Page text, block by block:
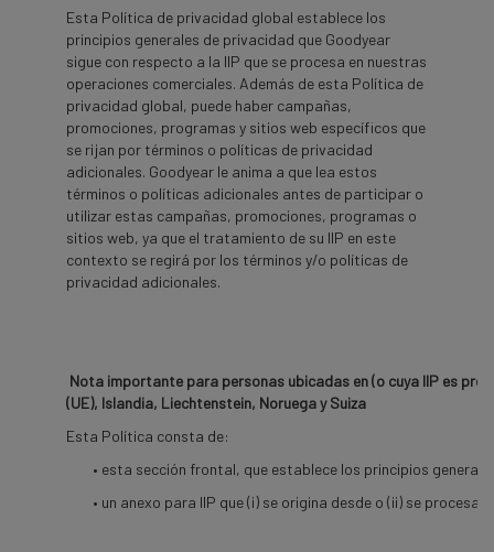
Esta Política de privacidad global establece los
principios generales de privacidad que Goodyear
sigue con respecto a la IIP que se procesa en nuestras
operaciones comerciales. Además de esta Política de
privacidad global, puede haber campañas,
promociones, programas y sitios web específicos que
se rijan por términos o políticas de privacidad
adicionales. Goodyear le anima a que lea estos
términos o políticas adicionales antes de participar o
utilizar estas campañas, promociones, programas o
sitios web, ya que el tratamiento de su IIP en este
contexto se regirá por los términos y/o políticas de
privacidad adicionales.
Nota importante para personas ubicadas en (o cuya IIP es
(UE), Islandia, Liechtenstein, Noruega y Suiza
Esta Política consta de:
• esta sección frontal, que establece los principios
• un anexo para IIP que (i) se origina desde o (ii) se procesa